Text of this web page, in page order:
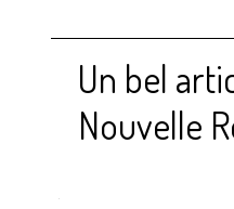
Un bel
Nouvelle